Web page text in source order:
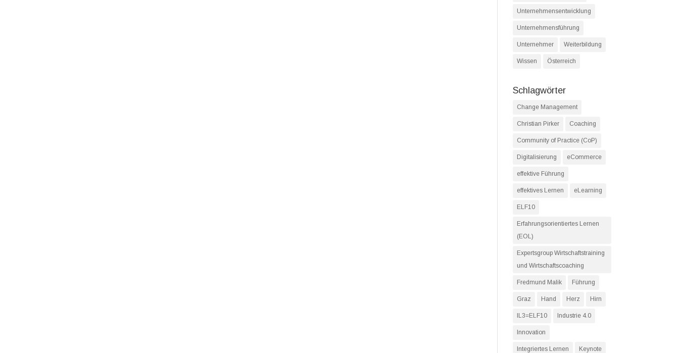
Unternehmensentwicklung
Unternehmensführung
Unternehmer Weiterbildung
Wissen Österreich
Schlagwörter
Change Management
Christian Pirker Coaching
Community of Practice (CoP)
Digitalisierung eCommerce
effektive Führung
effektives Lernen eLearning
ELF10
Erfahrungsorientiertes Lernen
(EOL)
Expertsgroup Wirtschaftstraining
und Wirtschaftscoaching
Fredmund Malik Führung
Graz Hand Herz Hirn
IL3=ELF10 Industrie 4.0
Innovation
Integriertes Lernen Keynote